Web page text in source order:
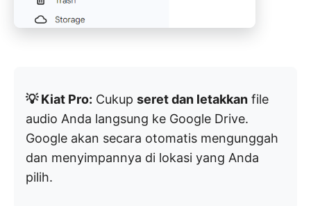
💡 Kiat Pro: Cukup seret dan letakkan file
audio Anda langsung ke Google Drive.
Google akan secara otomatis mengunggah
dan menyimpannya di lokasi yang Anda
pilih.